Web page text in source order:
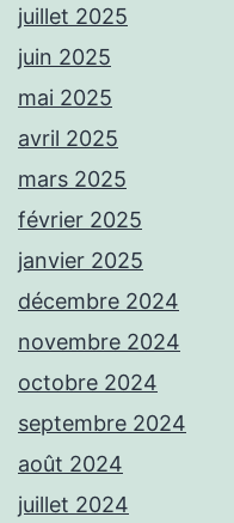
juillet 2025
juin 2025
mai 2025
avril 2025
mars 2025
février 2025
janvier 2025
décembre 2024
novembre 2024
octobre 2024
septembre 2024
août 2024
juillet 2024